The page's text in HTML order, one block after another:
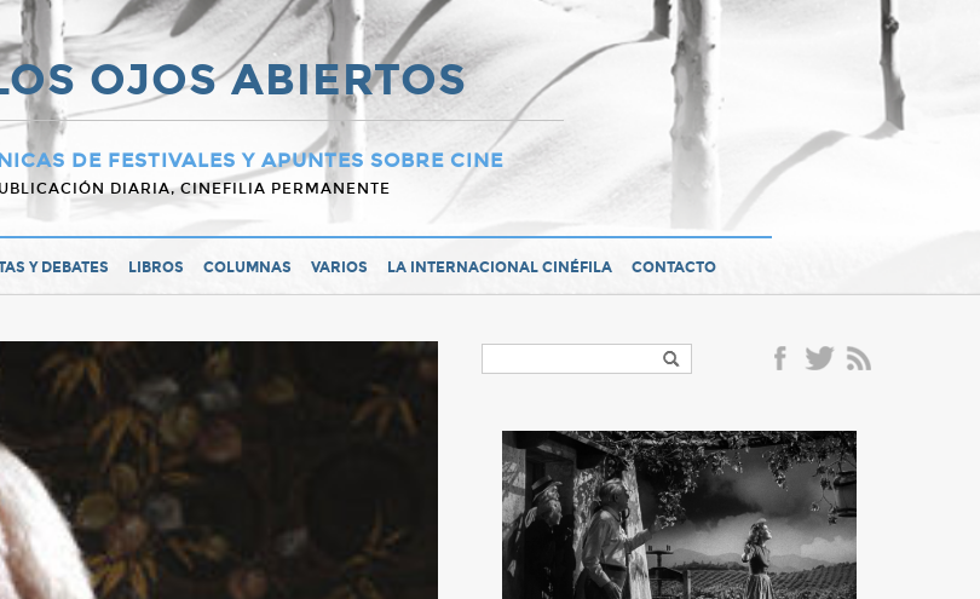
OJOS ABIERTOS
DE FESTIVALES Y APUNTES SOBRE CINE
DIARIA, CINEFILIA PERMANENTE
Y DEBATES LIBROS COLUMNAS VARIOS LA INTERNACIONAL CINÉFILA CONTACTO